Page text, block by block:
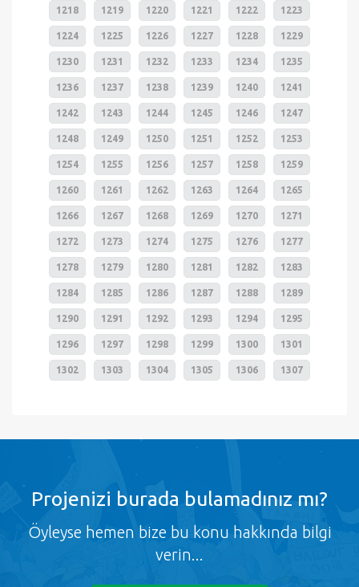
1218 1219 1220 1221 1222 1223
1224 1225 1226 1227 1228 1229
1230 1231 1232 1233 1234 1235
1236 1237 1238 1239 1240 1241
1242 1243 1244 1245 1246 1247
1248 1249 1250 1251 1252 1253
1254 1255 1256 1257 1258 1259
1260 1261 1262 1263 1264 1265
1266 1267 1268 1269 1270 1271
1272 1273 1274 1275 1276 1277
1278 1279 1280 1281 1282 1283
1284 1285 1286 1287 1288 1289
1290 1291 1292 1293 1294 1295
1296 1297 1298 1299 1300 1301
1302 1303 1304 1305 1306 1307
Projenizi burada bulamadınız mı?
Öyleyse hemen bize bu konu hakkında bilgi
verin...